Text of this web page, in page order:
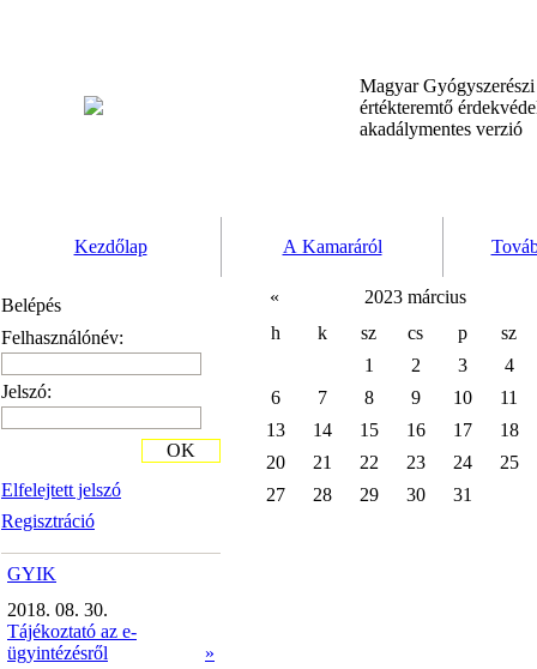
Magyar
értékteremtő
akadálymentes verzió
Kezdőlap A Kamaráról
Belépés
Felhasználónév:
Jelszó:
Elfelejtett jelszó
Regisztráció
OK
GYIK
2018. 08. 30.
Tájékoztató az e-
ügyintézésről
»
«
2023 március
h
k sz cs p
sz
1
2 3
4
6
7 8 9 10
11
13
14 15 16 17
18
20
21 22 23 24
25
27
28 29 30 31